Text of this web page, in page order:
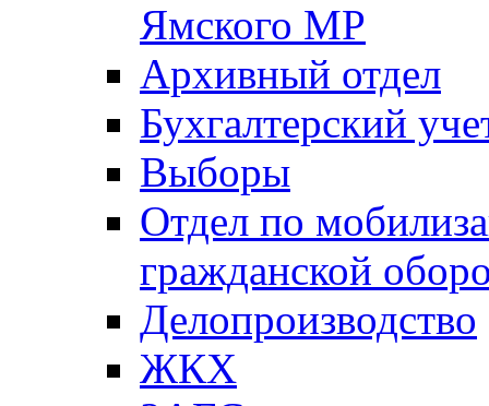
Ямского МР
Архивный отдел
Бухгалтерский
Выборы
Отдел по
гражданской
Делопроизводство
ЖКХ